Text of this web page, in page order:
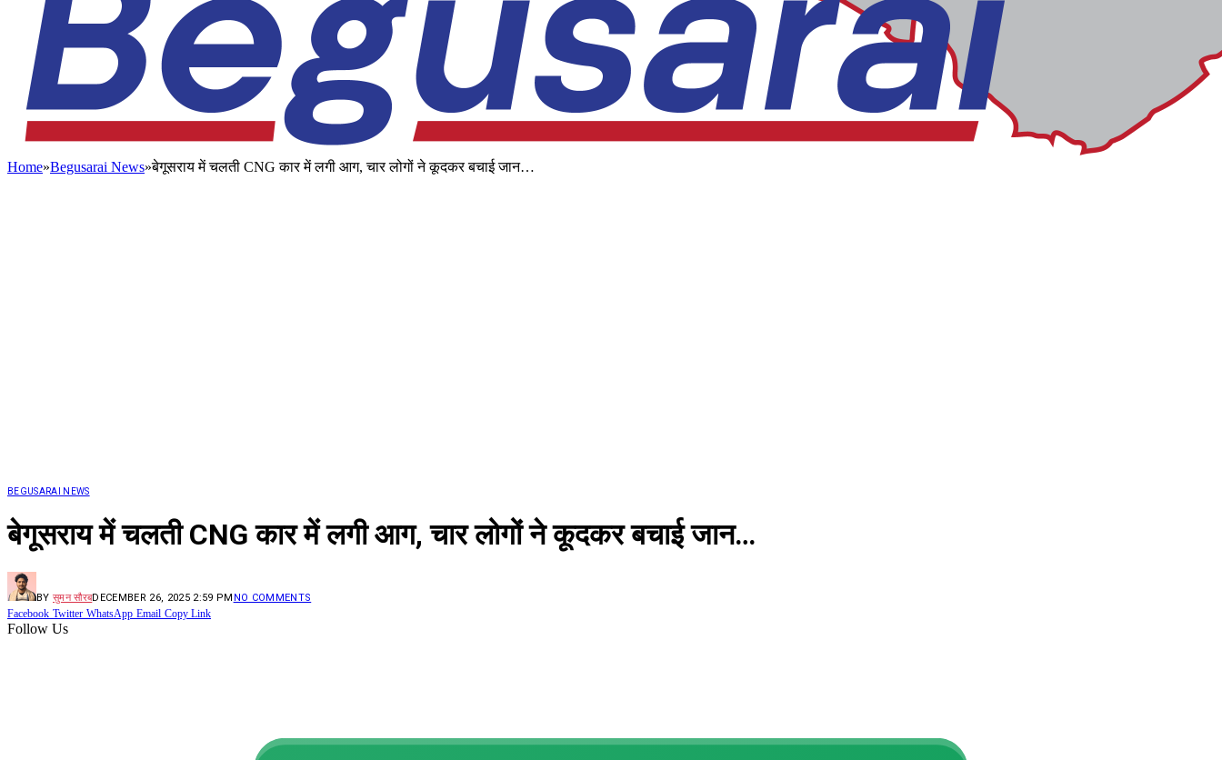
Home»Begusarai News»बेगूसराय में चलती CNG कार में लगी आग, चार लोगों ने कूदकर बचाई जान…
BEGUSARAI NEWS
बेगूसराय में चलती CNG कार में लगी आग, चार लोगों ने कूदकर बचाई जान…
BY सुमन सौरबDECEMBER 26, 2025 2:59 PM NO COMMENTS
Facebook Twitter WhatsApp Email Copy Link
Follow Us